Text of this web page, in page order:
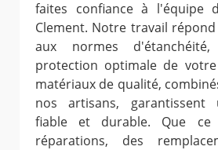
faites confiance à l'équipe
Clement. Notre travail
aux normes
protection optimale de
matériaux de qualité,
nos artisans, garantissent
fiable et durable. Que
réparations, des